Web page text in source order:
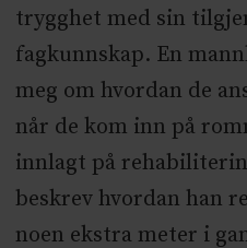
trygghet med sin
fagkunnskap. En
meg om hvordan de
når de kom inn på
innlagt på
beskrev hvordan han
noen ekstra meter i